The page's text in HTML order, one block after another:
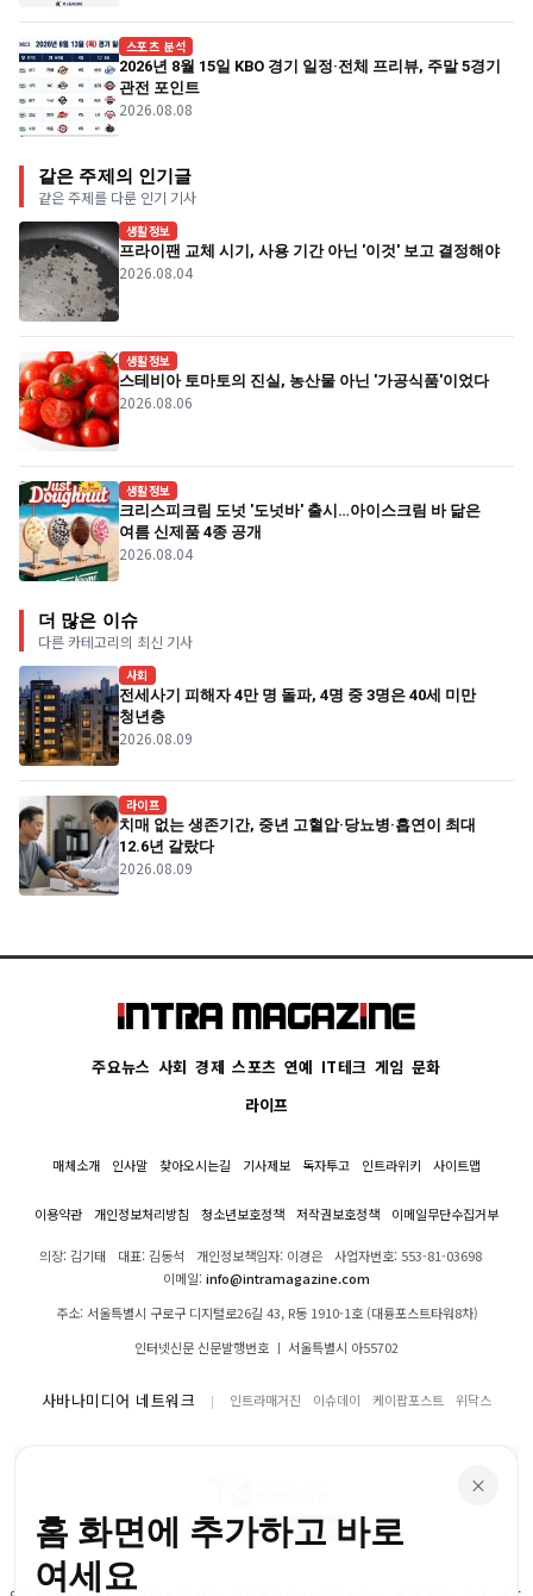
스포츠 분석
2026년 8월 15일 KBO 경기 일정·전체 프리뷰, 주말 5경기
관전 포인트
2026.08.08
같은 주제의 인기글
같은 주제를 다룬 인기 기사
생활정보
프라이팬 교체 시기, 사용 기간 아닌 '이것' 보고 결정해야
2026.08.04
생활정보
스테비아 토마토의 진실, 농산물 아닌 '가공식품'이었다
2026.08.06
생활정보
크리스피크림 도넛 '도넛바' 출시…아이스크림 바 닮은
여름 신제품 4종 공개
2026.08.04
더 많은 이슈
다른 카테고리의 최신 기사
사회
전세사기 피해자 4만 명 돌파, 4명 중 3명은 40세 미만
청년층
2026.08.09
라이프
치매 없는 생존기간, 중년 고혈압·당뇨병·흡연이 최대
12.6년 갈랐다
2026.08.09
주요뉴스 사회 경제 스포츠 연예 IT테크 게임 문화
라이프
매체소개 인사말 찾아오시는길 기사제보 독자투고 인트라위키 사이트맵
이용약관 개인정보처리방침 청소년보호정책 저작권보호정책 이메일무단수집거부
의장: 김기태 대표: 김동석 개인정보책임자: 이경은
사업자번호: 553-81-03698
이메일:info@intramagazine.com
주소: 서울특별시 구로구 디지털로26길 43, R동 1910-1호 (대륭포스트타워8차)
인터넷신문 신문발행번호 ㅣ 서울특별시 아55702
사바나미디어 네트워크 인트라매거진 이슈데이 케이팝포스트 위닥스
×
홈 화면에 추가하고 바로
여세요